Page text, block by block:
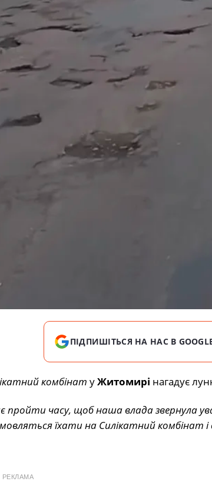
ПІДПИШІТЬСЯ НА НАС В
комбінат уЖитомирі нагадує
пройти часу, щоб наша влада звернула
їхати на Силікатний комбінат і
РЕКЛАМА